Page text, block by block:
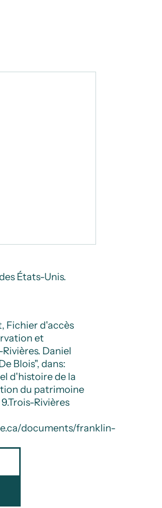
États-Unis.
Fichier d'accès
et
Daniel
Blois", dans:
d'histoire de la
du patrimoine
Trois-Rivières
documents/franklin-